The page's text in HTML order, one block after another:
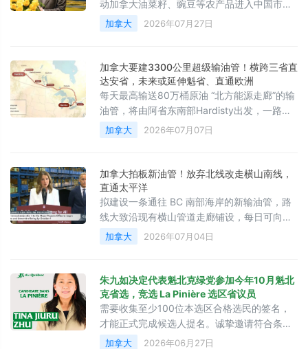
动加拿大油菜籽、豌豆等农产品进入中国市
场。他称，中国正在努力保障粮食和能源安
全，而萨省“拥有世界需要的产品”，有能力满
加拿大 2026年07月27日
加拿大要建3300公里超级输油管！横跨三省直
达安省，未来或延伸魁省、直通欧洲
每天最高输送80万桶原油 “北方能源走廊”的输
油管，将由阿省东南部Hardisty出发，一路连
接至安省萨尼亚（Sarnia）炼油设施。
加拿大 2026年07月07日
加拿大拍板新油管！放弃北线改走横山南线，
直通太平洋
拟建设一条通往 BC 南部海岸的新输油管，路
线大致沿现有横山管道走廊铺设，每日可向海
外市场输送约100万桶原油
加拿大 2026年07月04日
朱九如决定代表魁北克绿党参加今年10月魁北
克省选，竞选 La Pinière 选区省议员
需要收集至少100位本选区合格选民的签名，
才能正式完成候选人提名。诚挚邀请符合条件
的朋友前来支持！
加拿大 2026年06月27日